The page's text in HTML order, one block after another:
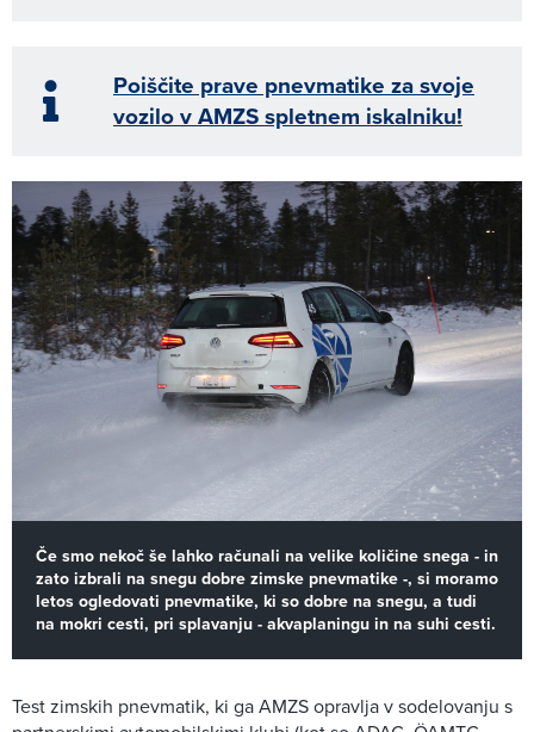
Poiščite prave pnevmatike za svoje
vozilo v AMZS spletnem iskalniku!
Če smo nekoč še lahko računali na velike količine snega - in
zato izbrali na snegu dobre zimske pnevmatike -, si moramo
letos ogledovati pnevmatike, ki so dobre na snegu, a tudi
na mokri cesti, pri splavanju - akvaplaningu in na suhi cesti.
Test zimskih pnevmatik, ki ga AMZS opravlja v sodelovanju s